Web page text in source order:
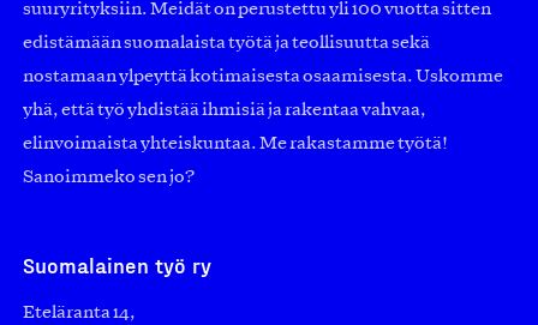
suuryrityksiin. Meidät on perustettu yli 100 vuotta sitten
edistämään suomalaista työtä ja teollisuutta sekä
nostamaan ylpeyttä kotimaisesta osaamisesta. Uskomme
yhä, että työ yhdistää ihmisiä ja rakentaa vahvaa,
elinvoimaista yhteiskuntaa. Me rakastamme työtä!
Sanoimmeko sen jo?
Suomalainen työ ry
Eteläranta 14,